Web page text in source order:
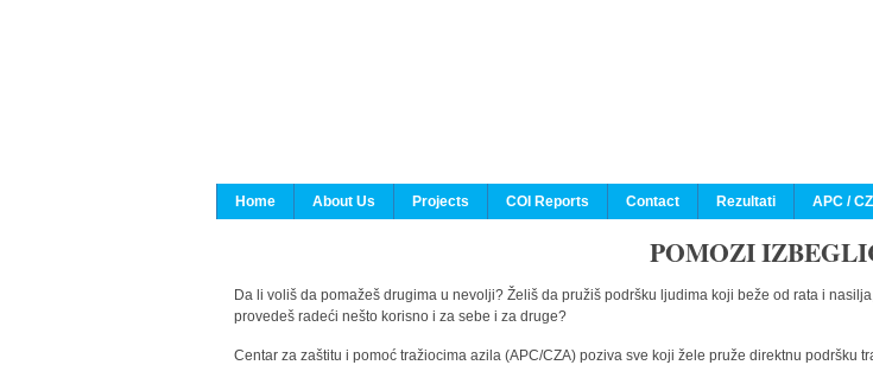
Home
About Us Projects COI Reports Contact Rezultati APC /
POMOZI
Da li voliš da pomažeš drugima u nevolji? Želiš da pružiš podršku ljudima koji beže od rata i
provedeš radeći nešto korisno i za sebe i za druge?
Centar za zaštitu i pomoć tražiocima azila (APC/CZA) poziva sve koji žele pruže direktnu podršku